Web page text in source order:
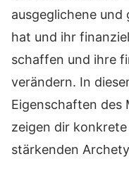
ausgeglichene und
hat und ihr
schaffen und ihre
verändern. In
Eigenschaften des
zeigen dir
stärkenden